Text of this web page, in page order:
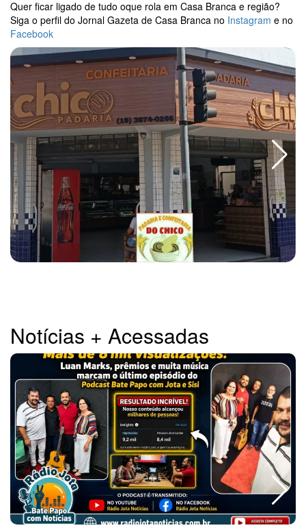
Quer ficar ligado de tudo oque rola em Casa Branca e região?
Siga o perfil do Jornal Gazeta de Casa Branca no Instagram e no
Facebook
Notícias + Acessadas